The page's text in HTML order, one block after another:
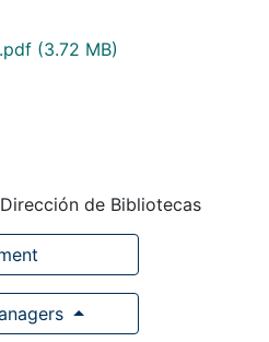
(3.72 MB)
de Bibliotecas